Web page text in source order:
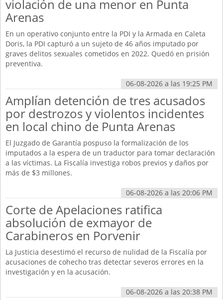
06-08-2026 a las 19:25 PM
violación de una menor en Punta
Arenas
En un operativo conjunto entre la PDI y la Armada en Caleta
Doris, la PDI capturó a un sujeto de 46 años imputado por
graves delitos sexuales cometidos en 2022. Quedó en prisión
preventiva.
06-08-2026 a las 20:06 PM
Amplían detención de tres acusados
por destrozos y violentos incidentes
en local chino de Punta Arenas
El Juzgado de Garantía pospuso la formalización de los
imputados a la espera de un traductor para tomar declaración
a las víctimas. La Fiscalía investiga robos previos y daños por
más de $3 millones.
06-08-2026 a las 20:38 PM
Corte de Apelaciones ratifica
absolución de exmayor de
Carabineros en Porvenir
La Justicia desestimó el recurso de nulidad de la Fiscalía por
acusaciones de cohecho tras detectar severos errores en la
investigación y en la acusación.